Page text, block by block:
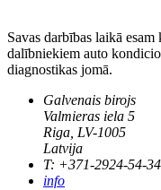
Savas darbības laikā
dalībniekiem auto
diagnostikas jomā.
Galvenais birojs
Valmieras iela 5
Riga, LV-1005
Latvija
T: +371-2924-54-34
info